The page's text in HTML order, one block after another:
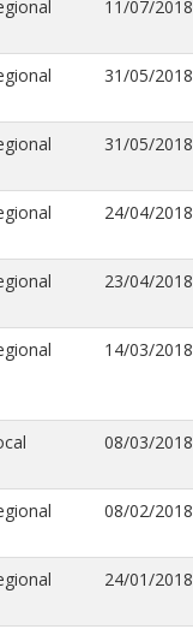
11/07/2018
31/05/2018
31/05/2018
24/04/2018
23/04/2018
14/03/2018
08/03/2018
08/02/2018
24/01/2018